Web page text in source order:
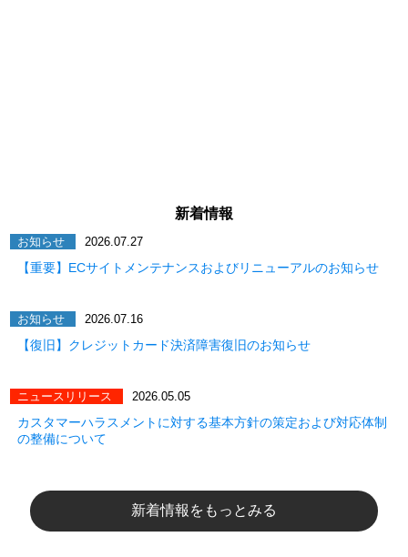
新着情報
お知らせ 2026.07.27
【重要】ECサイトメンテナンスおよびリニューアルのお知らせ
お知らせ 2026.07.16
【復旧】クレジットカード決済障害復旧のお知らせ
ニュースリリース 2026.05.05
カスタマーハラスメントに対する基本方針の策定および対応体制
の整備について
新着情報をもっとみる